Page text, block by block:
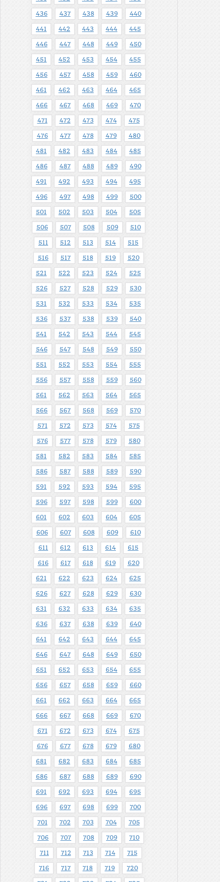
436 437 438 439 440
441 442 443 444 445
446 447 448 449 450
451 452 453 454 455
456 457 458 459 460
461 462 463 464 465
466 467 468 469 470
471 472 473 474 475
476 477 478 479 480
481 482 483 484 485
486 487 488 489 490
491 492 493 494 495
496 497 498 499 500
501 502 503 504 505
506 507 508 509 510
511 512 513 514 515
516 517 518 519 520
521 522 523 524 525
526 527 528 529 530
531 532 533 534 535
536 537 538 539 540
541 542 543 544 545
546 547 548 549 550
551 552 553 554 555
556 557 558 559 560
561 562 563 564 565
566 567 568 569 570
571 572 573 574 575
576 577 578 579 580
581 582 583 584 585
586 587 588 589 590
591 592 593 594 595
596 597 598 599 600
601 602 603 604 605
606 607 608 609 610
611 612 613 614 615
616 617 618 619 620
621 622 623 624 625
626 627 628 629 630
631 632 633 634 635
636 637 638 639 640
641 642 643 644 645
646 647 648 649 650
651 652 653 654 655
656 657 658 659 660
661 662 663 664 665
666 667 668 669 670
671 672 673 674 675
676 677 678 679 680
681 682 683 684 685
686 687 688 689 690
691 692 693 694 695
696 697 698 699 700
701 702 703 704 705
706 707 708 709 710
711 712 713 714 715
716 717 718 719 720